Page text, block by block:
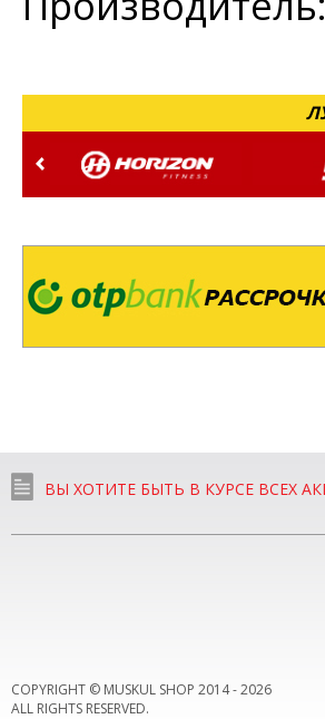
ВЫ ХОТИТЕ БЫТЬ В КУРСЕ ВСЕХ
COPYRIGHT © MUSKUL SHOP 2014 -2026
ALL RIGHTS RESERVED.